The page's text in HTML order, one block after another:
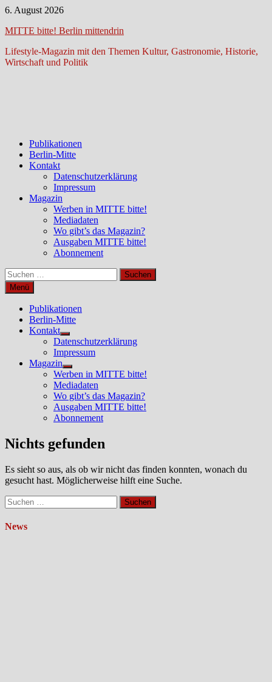
Zum
springen
6. August 2026
MITTE bitte! Berlin mittendrin
Lifestyle-Magazin mit den Themen Kultur, Gastronomie, Historie,
Wirtschaft und Politik
Publikationen
Berlin-Mitte
Kontakt
Datenschutzerklärung
Impressum
Magazin
Werben in MITTE bitte!
Mediadaten
Wo gibt’s das Magazin?
Ausgaben MITTE bitte!
Abonnement
Suchen
nach:
Menü
Publikationen
Berlin-Mitte
Kontakt
Untermenü
anzeigen
Datenschutzerklärung
Impressum
Magazin
Untermenü
anzeigen
Werben in MITTE bitte!
Mediadaten
Wo gibt’s das Magazin?
Ausgaben MITTE bitte!
Abonnement
Nichts gefunden
Es sieht so aus, als ob wir nicht das finden konnten, wonach du
gesucht hast. Möglicherweise hilft eine Suche.
Suchen
nach:
News